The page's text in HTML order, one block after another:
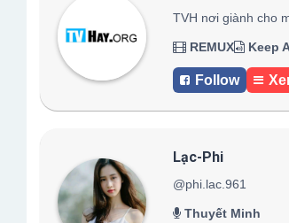
TVH nơi giành cho
REMUX Keep
Follow
Lạc-Phi
@phi.lac.961
Thuyết Minh